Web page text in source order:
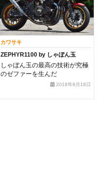
カワサキ
ZEPHYR1100 by しゃぼん玉
しゃぼん玉の最高の技術が究極
のゼファーを生んだ
2018年9月18日